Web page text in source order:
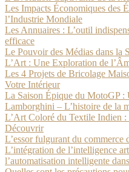
Les Impacts Économiques des
l’Industrie Mondiale
Les Annuaires : L’outil
efficace
Le Pouvoir des Médias dans la
L’Art : Une Exploration de
Les 4 Projets de Bricolage
Votre Intérieur
La Saison Épique du MotoGP :
Lamborghini – L’histoire de la
L’Art Coloré du Textile Indien :
Découvrir
L’essor fulgurant du commerce
L’intégration de l’intelligence
l’automatisation intelligente